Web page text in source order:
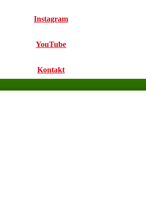
Instagram
YouTube
Kontakt